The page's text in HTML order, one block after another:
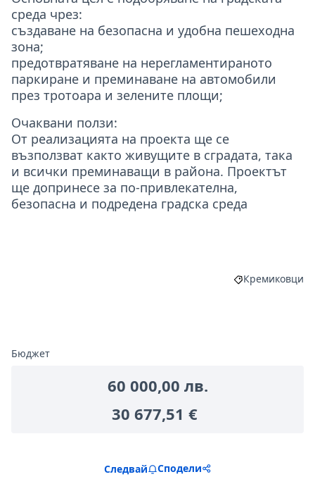
среда чрез:
създаване на безопасна и удобна пешеходна
зона;
предотвратяване на нерегламентираното
паркиране и преминаване на автомобили
през тротоара и зелените площи;
Очаквани ползи:
От реализацията на проекта ще се
възползват както живущите в сградата, така
и всички преминаващи в района. Проектът
ще допринесе за по-привлекателна,
безопасна и подредена градска среда
Филтриране
Кремиковци
Бюджет
60 000,00 лв.
30 677,51 €
Следвай Сподели